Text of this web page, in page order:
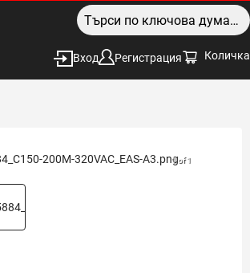
Вход Регистрация Количка
1 of 1